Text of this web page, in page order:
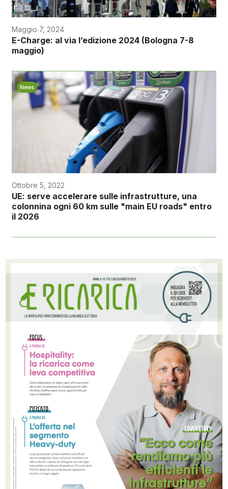
Maggio 7, 2024
E-Charge: al via l’edizione 2024 (Bologna 7-8
maggio)
News
Ottobre 5, 2022
UE: serve accelerare sulle infrastrutture, una
colonnina ogni 60 km sulle "main EU roads" entro
il 2026